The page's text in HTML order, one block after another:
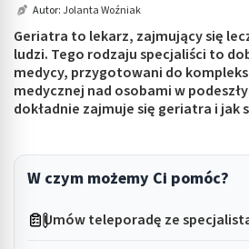
submenu: Higiena
submenu: Sprzęt medyczny
submenu: Intymne
Autor:Jolanta Woźniak
Geriatra to lekarz, zajmujący się
ludzi. Tego rodzaju specjaliści to
medycy, przygotowani do
medycznej nad osobami w
dokładnie zajmuje się geriatra i jak
W czym możemy Ci pomóc?
Umów teleporadę ze